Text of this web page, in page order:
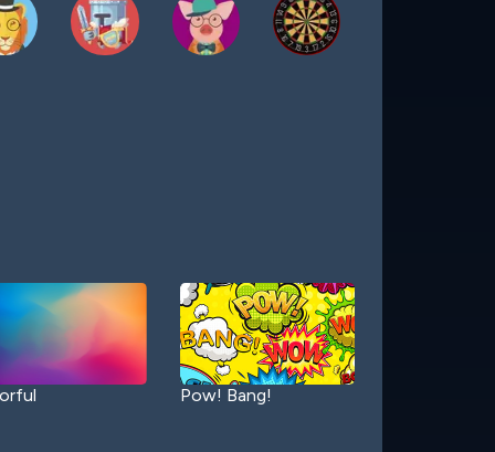
Pow! Bang!